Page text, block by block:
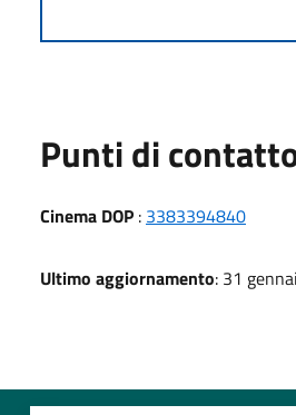
Punti di
Cinema DOP : 3383394840
Ultimo aggiornamento: 31